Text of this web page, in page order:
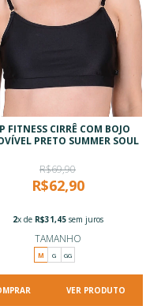
FITNESS CIRRÊ COM BOJO
PRETO SUMMER SOUL
R$69,90
R$62,90
2x de R$31,45sem juros
TAMANHO
M G GG
VER PRODUTO